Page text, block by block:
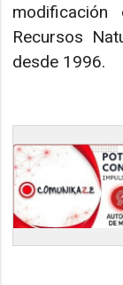
Recursos
desde 1996.